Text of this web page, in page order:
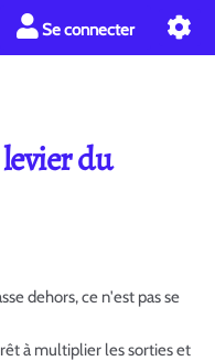
Se connecter
du
dehors, ce n'est pas se
à multiplier les sorties et